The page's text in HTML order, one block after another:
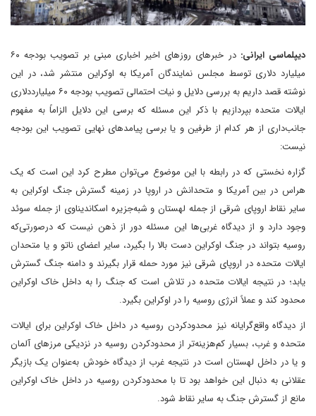
دیپلماسی ایرانی:
در خبرهای روزهای اخیر اخباری مبنی ‌بر تصویب بودجه ۶۰
میلیارد دلاری توسط مجلس نمایندگان آمریکا به اوکراین منتشر شد، در این
نوشته قصد داریم به بررسی دلایل و نیات احتمالی تصویب بودجه ۶۰ میلیارددلاری
ایالات متحده بپردازیم با ذکر این مسئله که برسی این دلایل الزاماً به مفهوم
جانب‌داری از هر کدام از طرفین و یا برسی پیامدهای نهایی تصویب این بودجه
نیست:
گزاره نخستی که در رابطه با این موضوع می‌توان مطرح کرد این است که یک
هراس در بین آمریکا و متحدانش در اروپا در زمینه گسترش جنگ اوکراین به
سایر نقاط اروپای شرقی از جمله لهستان و شبه‌جزیره اسکاندیناوی از جمله سوئد
وجود دارد و از دیدگاه غربی‌ها این مسئله دور از ذهن نیست که درصورتی‌که
روسیه بتواند در جنگ اوکراین دست بالا را بگیرد، سایر اعضای ناتو و یا متحدان
ایالات متحده در اروپای شرقی نیز مورد حمله قرار بگیرند و دامنه جنگ گسترش
یابد؛ در نتیجه ایالات متحده در تلاش است که جنگ را به داخل خاک اوکراین
محدود کند و عملاً انرژی روسیه را در اوکراین بگیرد.
از دیدگاه واقع‌گرایانه نیز محدودکردن روسیه در داخل خاک اوکراین برای ایالات
متحده و غرب، بسیار کم‌هزینه‌تر از محدودکردن روسیه در نزدیکی مرزهای آلمان
و یا در داخل لهستان است در نتیجه غرب از دیدگاه خودش به‌عنوان یک بازیگر
عقلانی به دنبال این خواهد بود تا با محدودکردن روسیه در داخل خاک اوکراین
مانع از گسترش جنگ به سایر نقاط شود.